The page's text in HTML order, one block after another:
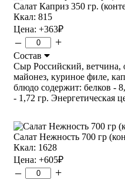
Салат Каприз 350 гр.
Ккал: 815
Цена: +363₽
– +
Состав
Сыр Российский, ветчина,
майонез, куриное филе,
блюдо содержит: белков -
- 1,72 гр. Энергетическая
Салат Нежность 700 гр
Ккал: 1628
Цена: +605₽
– +